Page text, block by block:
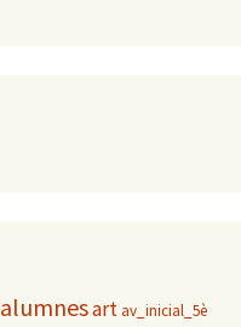
alumnesart av_inicial_5è